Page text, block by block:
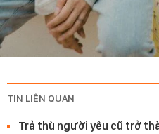
TIN LIÊN QUAN
Trả thù người yêu cũ trở